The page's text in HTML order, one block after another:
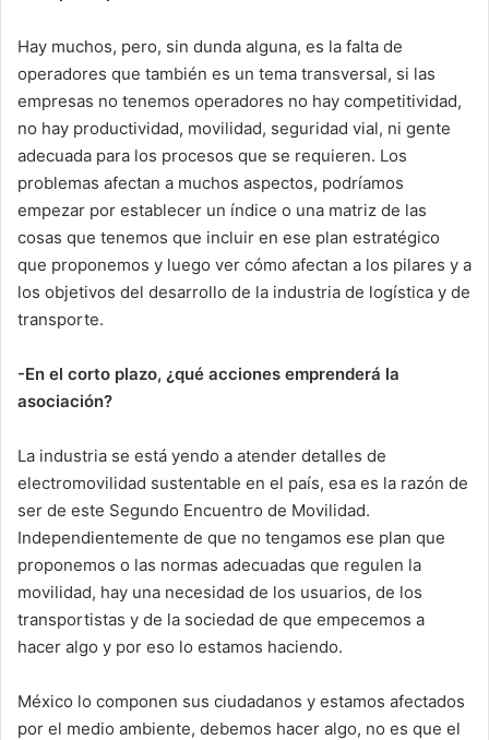
Hay muchos, pero, sin dunda alguna, es la falta de
operadores que también es un tema transversal, si las
empresas no tenemos operadores no hay competitividad,
no hay productividad, movilidad, seguridad vial, ni gente
adecuada para los procesos que se requieren. Los
problemas afectan a muchos aspectos, podríamos
empezar por establecer un índice o una matriz de las
cosas que tenemos que incluir en ese plan estratégico
que proponemos y luego ver cómo afectan a los pilares y a
los objetivos del desarrollo de la industria de logística y de
transporte.
-En el corto plazo, ¿qué acciones emprenderá la
asociación?
La industria se está yendo a atender detalles de
electromovilidad sustentable en el país, esa es la razón de
ser de este Segundo Encuentro de Movilidad.
Independientemente de que no tengamos ese plan que
proponemos o las normas adecuadas que regulen la
movilidad, hay una necesidad de los usuarios, de los
transportistas y de la sociedad de que empecemos a
hacer algo y por eso lo estamos haciendo.
México lo componen sus ciudadanos y estamos afectados
por el medio ambiente, debemos hacer algo, no es que el